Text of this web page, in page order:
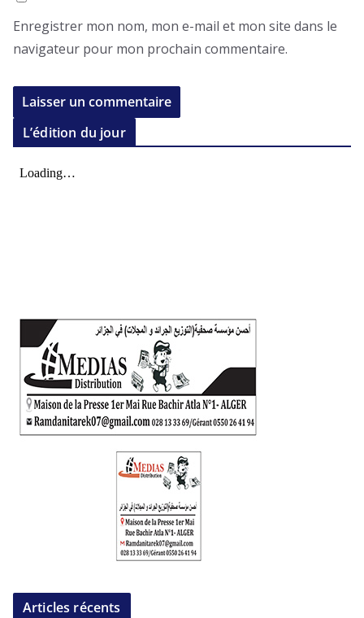
Enregistrer mon nom, mon e-mail et mon site dans le
navigateur pour mon prochain commentaire.
L’édition du jour
Articles récents